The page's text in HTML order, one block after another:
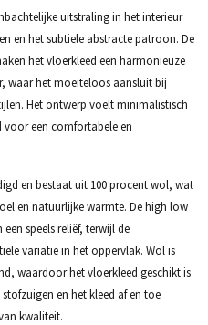
uitstraling in het interieur
en het subtiele abstracte patroon. De
het vloerkleed een harmonieuze
waar het moeiteloos aansluit bij
Het ontwerp voelt minimalistisch
een comfortabele en
en bestaat uit 100 procent wol, wat
en natuurlijke warmte. De high low
speels reliëf, terwijl de
variatie in het oppervlak. Wol is
waardoor het vloerkleed geschikt is
en het kleed af en toe
kwaliteit.